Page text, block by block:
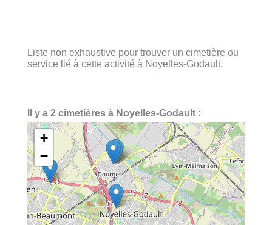
Liste non exhaustive pour trouver un cimetière ou
service lié à cette activité à Noyelles-Godault.
Il y a 2 cimetières à Noyelles-Godault :
+
−